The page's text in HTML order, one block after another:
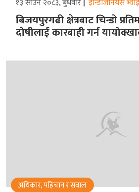
१३ साउन २०८३, बुधवार इन्डिजिनियस
बिजयपुरगढी क्षेत्रबाट चिन्डो
दोषीलाई कारबाही गर्न
अधिकार, पहिचान र सवाल